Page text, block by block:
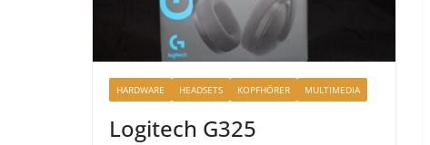
HARDWARE HEADSETS KOPFHÖRER MULTIMEDIA
Logitech G325